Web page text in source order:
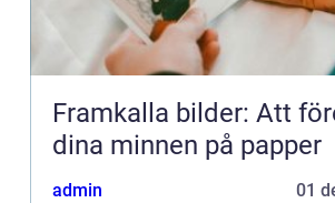
Framkalla bilder: Att
dina minnen på papper
admin 01